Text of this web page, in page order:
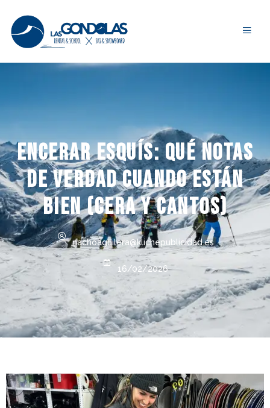
Encerar esquís: qué notas
de verdad cuando están
bien (cera y cantos)
nachoaguilera@klichepublicidad.es
16/02/2026